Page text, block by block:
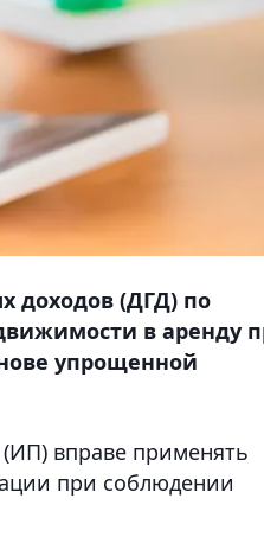
доходов (ДГД) по
в аренду
упрощенной
вправе применять
при соблюдении